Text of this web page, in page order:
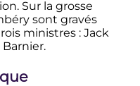
Sur la grosse
sont gravés
ministres : Jack
Barnier.